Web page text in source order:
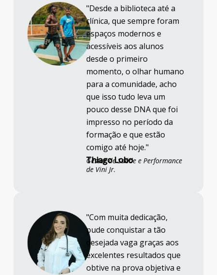
"Desde a biblioteca até a
clínica, que sempre foram
espaços modernos e
acessíveis aos alunos
desde o primeiro
momento, o olhar humano
para a comunidade, acho
que isso tudo leva um
pouco desse DNA que foi
impresso no período da
formação e que estão
comigo até hoje."
Thiago Lobo
Gestor de Saúde e Performance
de Vini Jr.
"Com muita dedicação,
pude conquistar a tão
desejada vaga graças aos
excelentes resultados que
obtive na prova objetiva e